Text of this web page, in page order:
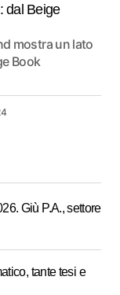
dal Beige
mostra un lato
Book
Giù P.A., settore
tante tesi e